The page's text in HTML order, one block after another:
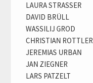
LAURA STRASSER
DAVID BRÜLL
WASSILIJ GROD
CHRISTIAN ROTTLER
JEREMIAS URBAN
JAN ZIEGNER
LARS PATZELT